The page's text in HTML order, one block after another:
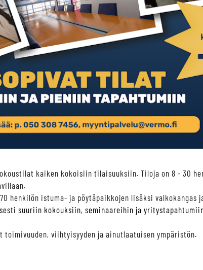
kaiken kokoisiin tilaisuuksiin. Tiloja on 8 - 30
henkilön istuma- ja pöytäpaikkojen lisäksi valkokangas
suuriin kokouksiin, seminaareihin ja
toimivuuden, viihtyisyyden ja ainutlaatuisen ympäristön.